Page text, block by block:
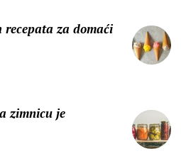
za domaći
zimnicu je